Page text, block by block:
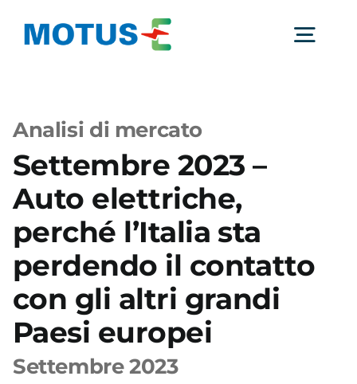
Studi e ricerche
Analisi di mercato
Utilità
Comunicati Stampa
Analisi di mercato
Settembre 2023 –
Auto elettriche,
perché l’Italia sta
perdendo il contatto
con gli altri grandi
Paesi europei
Settembre 2023